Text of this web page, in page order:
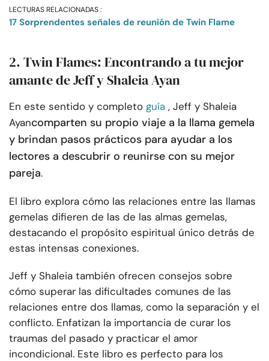
LECTURAS RELACIONADAS :
17 Sorprendentes señales de reunión de Twin Flame
2. Twin Flames: Encontrando a tu mejor
amante de Jeff y Shaleia Ayan
En este sentido y completo guía , Jeff y Shaleia
Ayancomparten su propio viaje a la llama gemela
y brindan pasos prácticos para ayudar a los
lectores a descubrir o reunirse con su mejor
pareja.
El libro explora cómo las relaciones entre las llamas
gemelas difieren de las de las almas gemelas,
destacando el propósito espiritual único detrás de
estas intensas conexiones.
Jeff y Shaleia también ofrecen consejos sobre
cómo superar las dificultades comunes de las
relaciones entre dos llamas, como la separación y el
conflicto. Enfatizan la importancia de curar los
traumas del pasado y practicar el amor
incondicional. Este libro es perfecto para los